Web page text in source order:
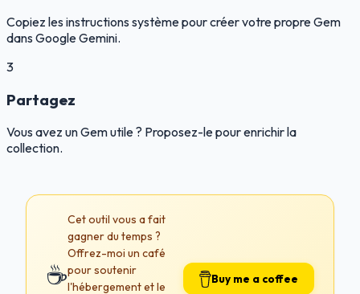
Copiez les instructions système pour créer votre propre Gem
dans Google Gemini.
3
Partagez
Vous avez un Gem utile ? Proposez-le pour enrichir la
collection.
☕
Cet outil vous a fait
gagner du temps ?
Offrez-moi un café
pour soutenir
l'hébergement et le
Buy me a coffee